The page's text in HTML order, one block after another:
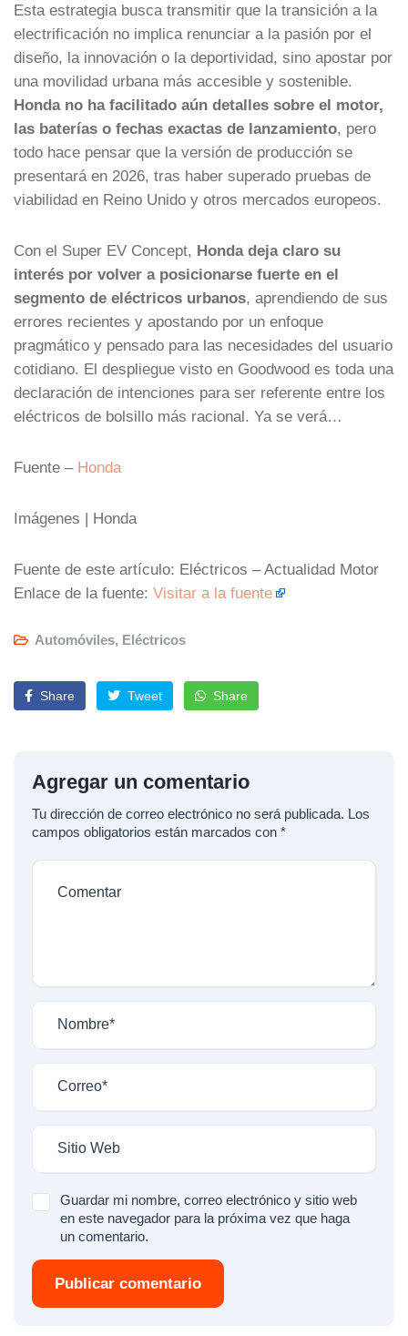
Esta estrategia busca transmitir que la transición a la
electrificación no implica renunciar a la pasión por el
diseño, la innovación o la deportividad, sino apostar por
una movilidad urbana más accesible y sostenible.
Honda no ha facilitado aún detalles sobre el motor,
las baterías o fechas exactas de lanzamiento, pero
todo hace pensar que la versión de producción se
presentará en 2026, tras haber superado pruebas de
viabilidad en Reino Unido y otros mercados europeos.
Con el Super EV Concept, Honda deja claro su
interés por volver a posicionarse fuerte en el
segmento de eléctricos urbanos, aprendiendo de sus
errores recientes y apostando por un enfoque
pragmático y pensado para las necesidades del usuario
cotidiano. El despliegue visto en Goodwood es toda una
declaración de intenciones para ser referente entre los
eléctricos de bolsillo más racional. Ya se verá…
Fuente – Honda
Imágenes | Honda
Fuente de este artículo: Eléctricos – Actualidad Motor
Enlace de la fuente: Visitar a la fuente
Automóviles, Eléctricos
Share Tweet Share
Agregar un comentario
Tu dirección de correo electrónico no será publicada. Los
campos obligatorios están marcados con *
Guardar mi nombre, correo electrónico y sitio web
en este navegador para la próxima vez que haga
un comentario.
Publicar comentario